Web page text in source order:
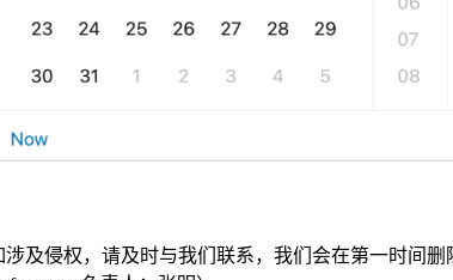
涉及侵权，请及时与我们联系，我们会在第一时间删